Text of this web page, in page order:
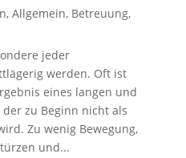
, Allgemein, Betreuung,
jeder
werden. Oft ist
eines langen und
der zu Beginn nicht als
Zu wenig Bewegung,
und...